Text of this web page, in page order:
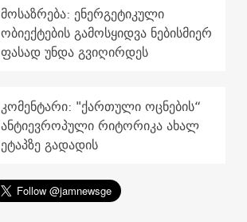
მოსაზრება: ენერგეტიკული
ობიექტების გამოსყიდვა ნებისმიერ
ფასად უნდა გვიღირდეს
კომენტარი: "ქართული ოცნების“
ანტიევროპული რიტორიკა ახალ
ეტაპზე გადადის